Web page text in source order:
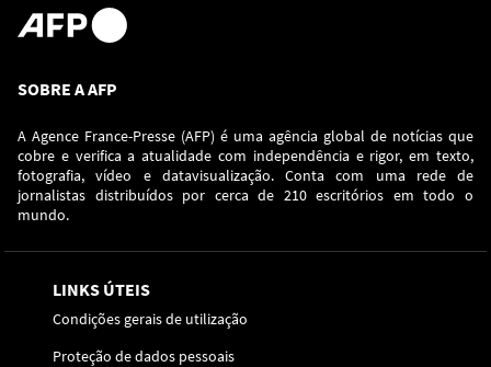
SOBRE A AFP
A Agence France-Presse (AFP) é uma agência global de notícias que
cobre e verifica a atualidade com independência e rigor, em texto,
fotografia, vídeo e datavisualização. Conta com uma rede de
jornalistas distribuídos por cerca de 210 escritórios em todo o
mundo.
LINKS ÚTEIS
Condições gerais de utilização
Proteção de dados pessoais